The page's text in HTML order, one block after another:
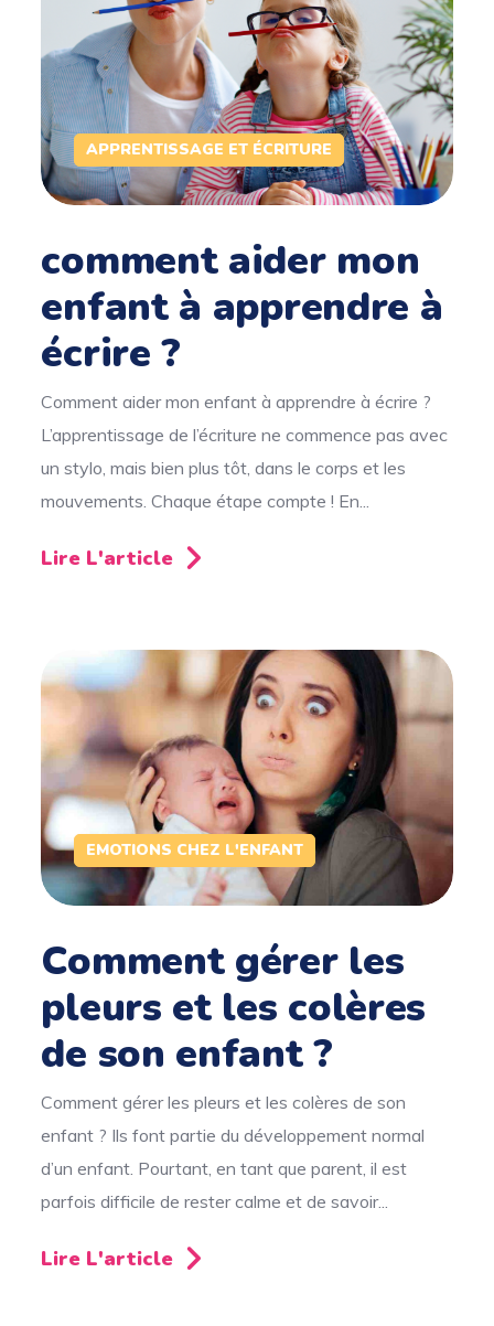
APPRENTISSAGE ET ÉCRITURE
comment aider mon
enfant à apprendre à
écrire ?
Comment aider mon enfant à apprendre à écrire ?
L’apprentissage de l’écriture ne commence pas avec
un stylo, mais bien plus tôt, dans le corps et les
mouvements. Chaque étape compte ! En...
Lire L'article
EMOTIONS CHEZ L'ENFANT
Comment gérer les
pleurs et les colères
de son enfant ?
Comment gérer les pleurs et les colères de son
enfant ? Ils font partie du développement normal
d’un enfant. Pourtant, en tant que parent, il est
parfois difficile de rester calme et de savoir...
Lire L'article